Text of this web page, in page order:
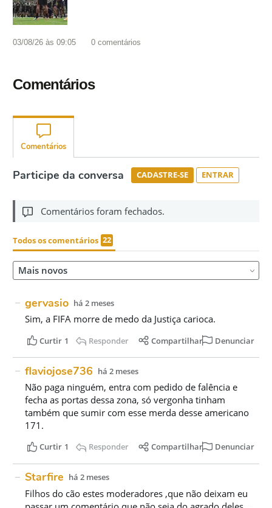
03/08/26 às 09:05 0 comentários
Comentários